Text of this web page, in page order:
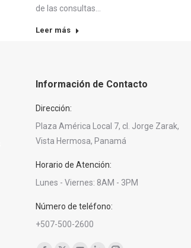
de las consultas…
Leer más
Información de Contacto
Dirección:
Plaza América Local 7, cl. Jorge Zarak,
Vista Hermosa, Panamá
Horario de Atención:
Lunes - Viernes: 8AM - 3PM
Número de teléfono:
+507-500-2600